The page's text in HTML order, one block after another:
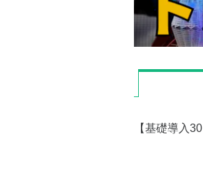
【基礎導入